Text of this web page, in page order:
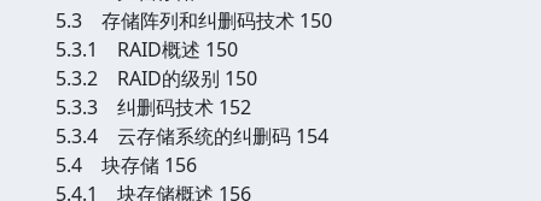
5.3 存储阵列和纠删码技术 150
5.3.1 RAID概述 150
5.3.2 RAID的级别 150
5.3.3 纠删码技术 152
5.3.4 云存储系统的纠删码 154
5.4 块存储 156
5.4.1 块存储概述 156